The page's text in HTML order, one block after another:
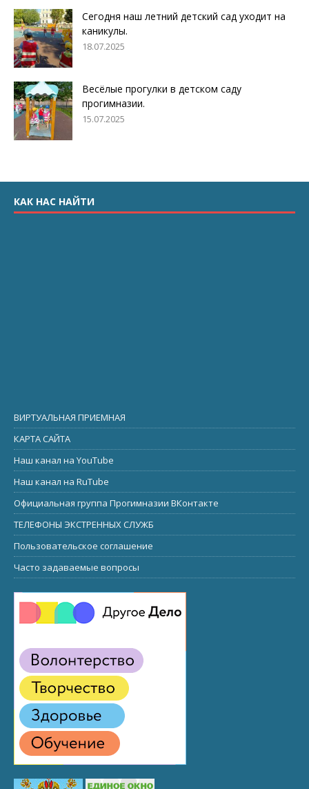
Сегодня наш летний детский сад уходит на
каникулы.
18.07.2025
Весёлые прогулки в детском саду
прогимназии.
15.07.2025
КАК НАС НАЙТИ
ВИРТУАЛЬНАЯ ПРИЕМНАЯ
КАРТА САЙТА
Наш канал на YouTube
Наш канал на RuTube
Официальная группа Прогимназии ВКонтакте
ТЕЛЕФОНЫ ЭКСТРЕННЫХ СЛУЖБ
Пользовательское соглашение
Часто задаваемые вопросы